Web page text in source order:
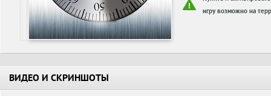
игру возможно на
ВИДЕО И СКРИНШОТЫ